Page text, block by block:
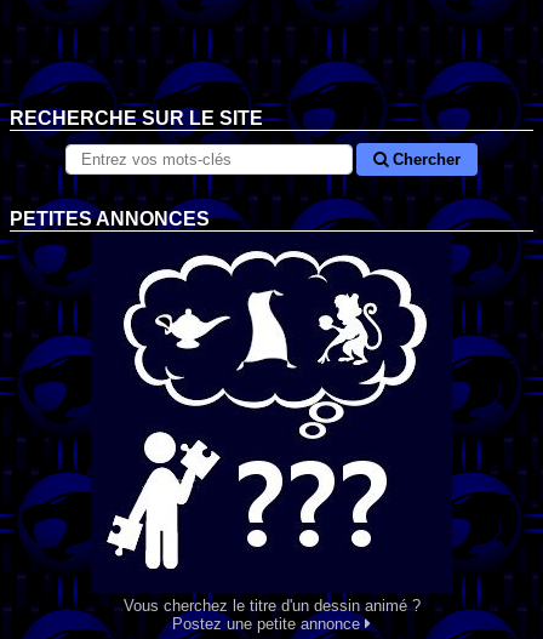
RECHERCHE SUR LE SITE
Chercher
PETITES ANNONCES
Vous cherchez le titre d'un dessin animé ?
Postez une petite annonce